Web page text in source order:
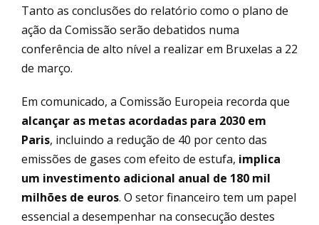
Tanto as conclusões do relatório como o plano de
ação da Comissão serão debatidos numa
conferência de alto nível a realizar em Bruxelas a 22
de março.
Em comunicado, a Comissão Europeia recorda que
alcançar as metas acordadas para 2030 em
Paris, incluindo a redução de 40 por cento das
emissões de gases com efeito de estufa, implica
um investimento adicional anual de 180 mil
milhões de euros. O setor financeiro tem um papel
essencial a desempenhar na consecução destes